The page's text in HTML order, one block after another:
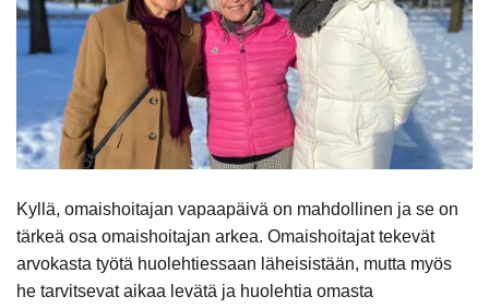
Kyllä, omaishoitajan vapaapäivä on mahdollinen ja se on
tärkeä osa omaishoitajan arkea. Omaishoitajat tekevät
arvokasta työtä huolehtiessaan läheisistään, mutta myös
he tarvitsevat aikaa levätä ja huolehtia omasta